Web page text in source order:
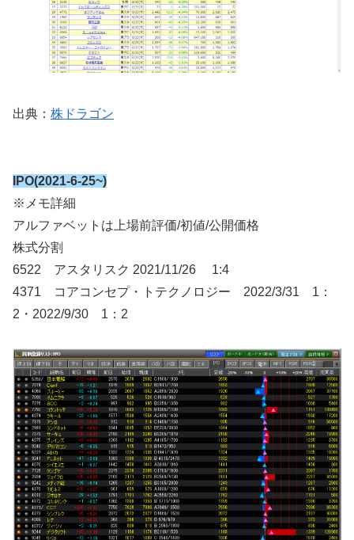
出典： 株ドラゴン
IPO(2021-6-25~)
※メモ詳細
アルファベットは上場前評価/初値/公開価格
株式分割
6522 アスタリスク 2021/11/26 1:4
4371 コアコンセプ・トテクノロジー 2022/3/31 1：
2・2022/9/30 1：2